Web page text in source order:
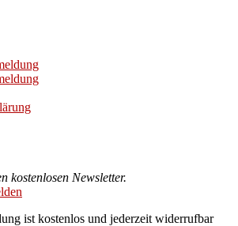
kostenlosen Newsletter.
ist kostenlos und jederzeit widerrufbar